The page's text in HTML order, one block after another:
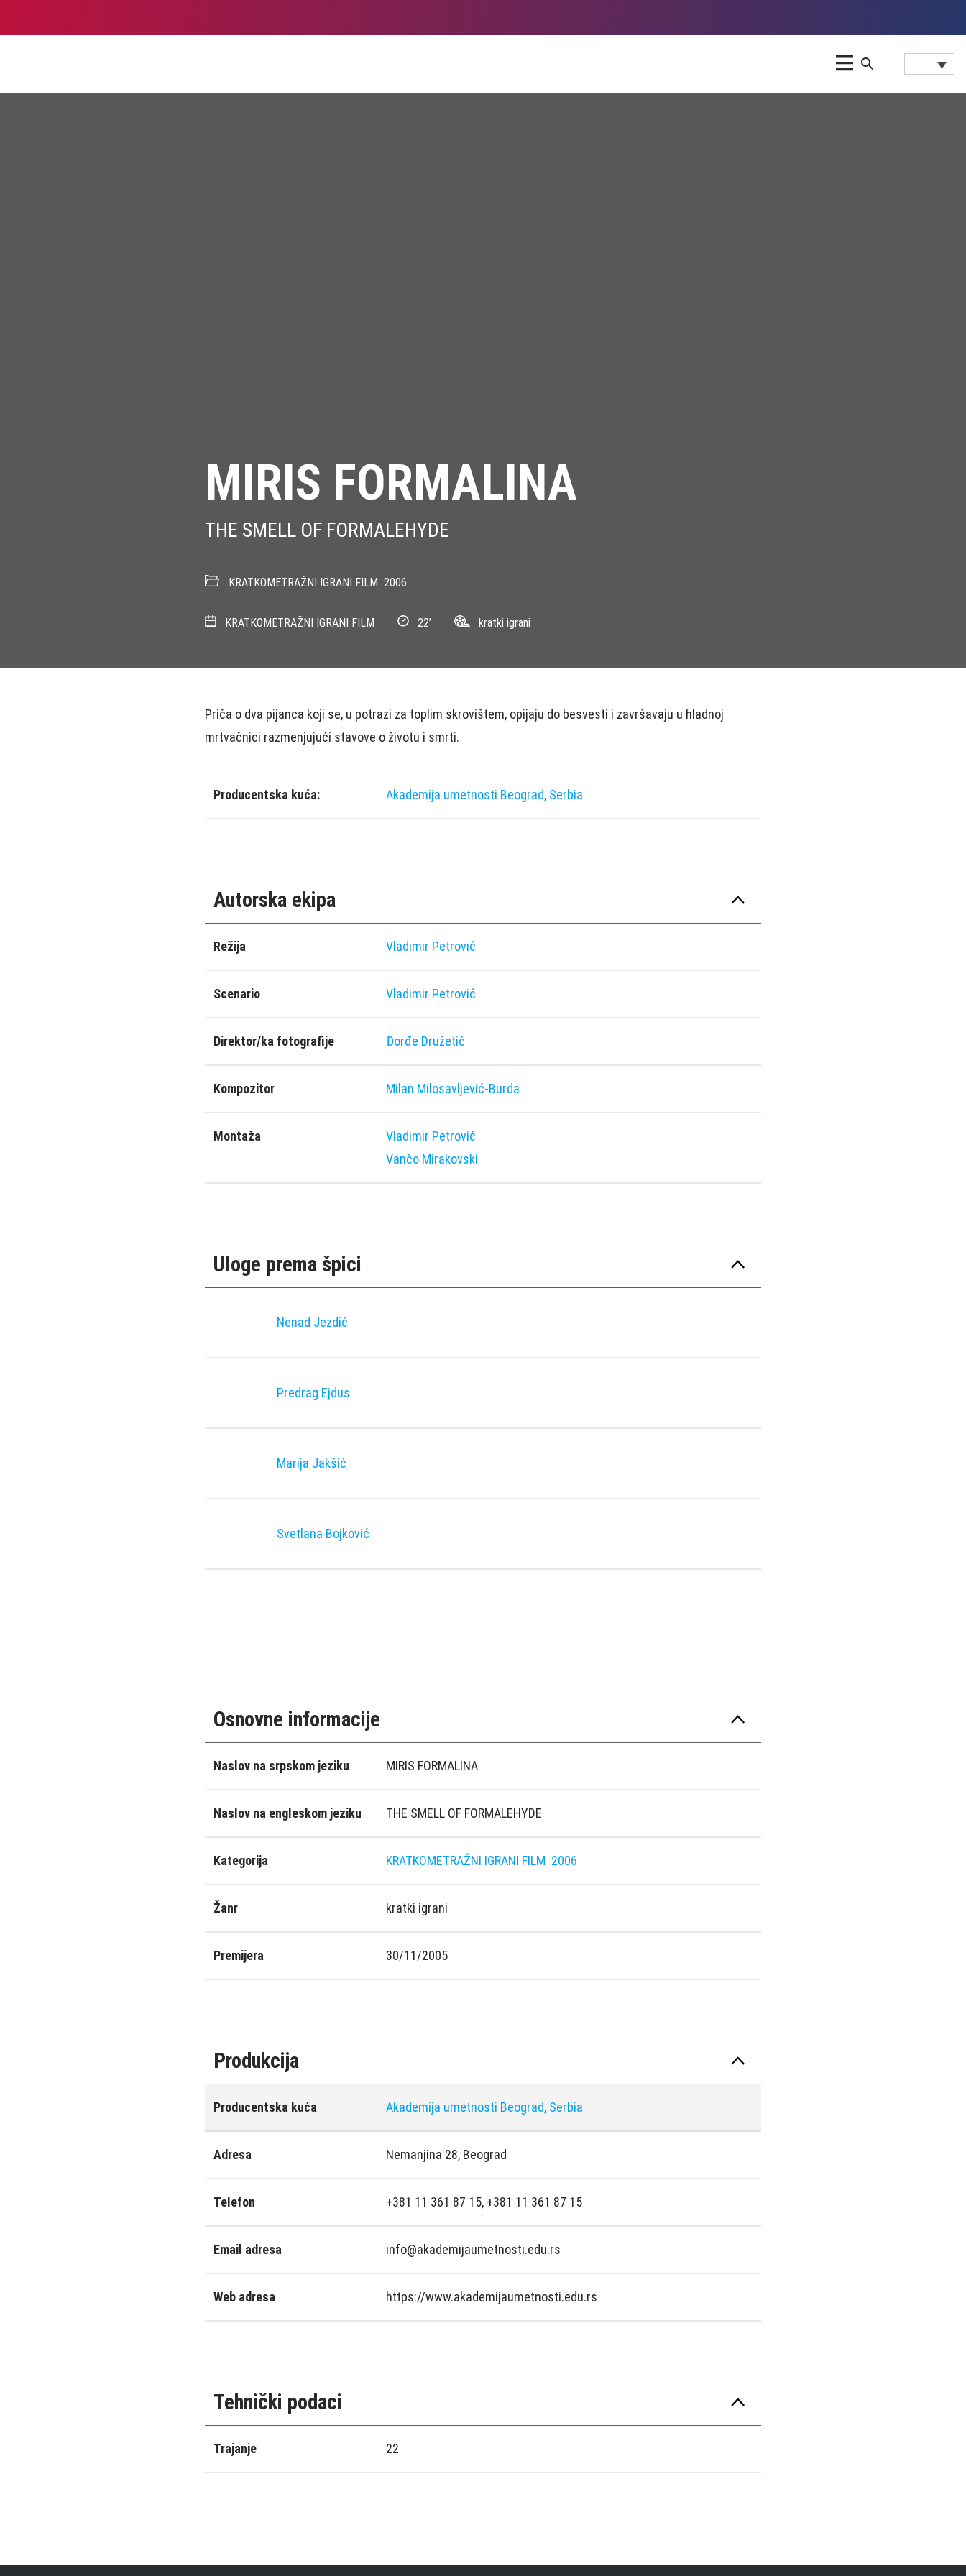
MIRIS FORMALINA
THE SMELL OF FORMALEHYDE
KRATKOMETRAŽNI IGRANI FILM 2006
KRATKOMETRAŽNI IGRANI FILM 22’ kratki igrani
Priča o dva pijanca koji se, u potrazi za toplim skrovištem, opijaju do besvesti i završavaju u hladnoj
mrtvačnici razmenjujući stavove o životu i smrti.
Producentska kuća: Akademija umetnosti Beograd, Serbia
Autorska ekipa
Režija Vladimir Petrović
Scenario Vladimir Petrović
Direktor/ka fotografije Ðorđe Družetić
Kompozitor Milan Milosavljević-Burda
Montaža
Vladimir Petrović
Vančo Mirakovski
Uloge prema špici
Nenad Jezdić
Predrag Ejdus
Marija Jakšić
Svetlana Bojković
Osnovne informacije
Naslov na srpskom jeziku MIRIS FORMALINA
Naslov na engleskom jeziku THE SMELL OF FORMALEHYDE
Kategorija KRATKOMETRAŽNI IGRANI FILM 2006
Žanr kratki igrani
Premijera 30/11/2005
Produkcija
Producentska kuća Akademija umetnosti Beograd, Serbia
Adresa Nemanjina 28, Beograd
Telefon +381 11 361 87 15, +381 11 361 87 15
Email adresa info@akademijaumetnosti.edu.rs
Web adresa https://www.akademijaumetnosti.edu.rs
Tehnički podaci
Trajanje 22